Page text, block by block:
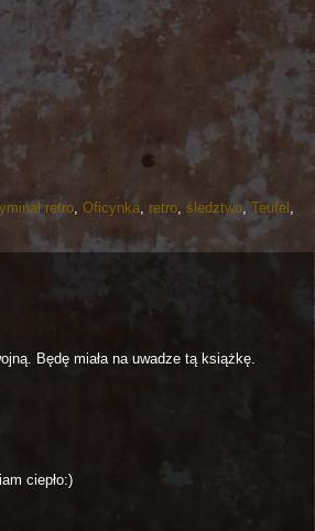
retro, Oficynka, retro, śledztwo, Teufel ,
Będę miała na uwadze tą książkę.
ciepło:)